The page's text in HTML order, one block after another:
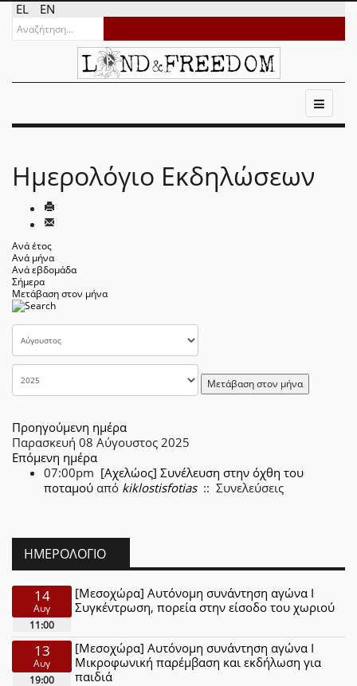
EL EN
Ημερολόγιο Εκδηλώσεων
Ανά έτος
Ανά μήνα
Ανά εβδομάδα
Σήμερα
Μετάβαση στον μήνα
Μετάβαση στον μήνα
Προηγούμενη ημέρα
Παρασκευή 08 Αύγουστος 2025
Επόμενη ημέρα
07:00pm [Αχελώος] Συνέλευση στην όχθη του
ποταμού από kiklostisfotias:: Συνελεύσεις
ΗΜΕΡΟΛΌΓΙΟ
14
Αυγ
11:00
[Μεσοχώρα] Αυτόνομη συνάντηση αγώνα Ι
Συγκέντρωση, πορεία στην είσοδο του χωριού
13
Αυγ
19:00
[Μεσοχώρα] Αυτόνομη συνάντηση αγώνα Ι
Μικροφωνική παρέμβαση και εκδήλωση για
παιδιά